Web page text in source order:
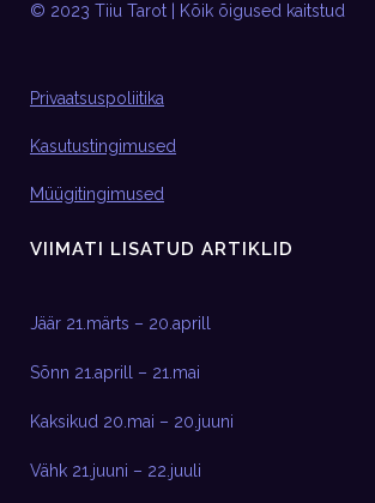
© 2023 Tiiu Tarot | Kõik õigused kaitstud
Privaatsuspoliitika
Kasutustingimused
Müügitingimused
VIIMATI LISATUD ARTIKLID
Jäär 21.märts – 20.aprill
Sõnn 21.aprill – 21.mai
Kaksikud 20.mai – 20.juuni
Vähk 21.juuni – 22.juuli